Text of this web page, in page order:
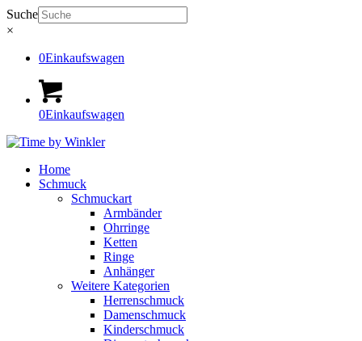
Suche
×
0Einkaufswagen
0Einkaufswagen
Home
Schmuck
Schmuckart
Armbänder
Ohrringe
Ketten
Ringe
Anhänger
Weitere Kategorien
Herrenschmuck
Damenschmuck
Kinderschmuck